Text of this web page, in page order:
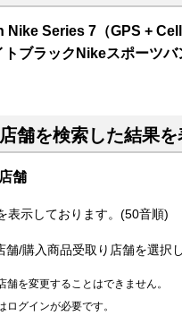
Nike Series 7（GPS +
トブラックNikeスポーツバ
舗を検索した結果
舗
表示しております。(50音順)
舗/購入商品受取り店舗を選択
舗を変更することはできません。
ログインが必要です。